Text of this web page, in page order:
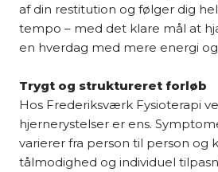
af din restitution og følger dig
tempo – med det klare mål at
en hverdag med mere energi
Trygt og struktureret forløb
Hos Frederiksværk Fysioterapi
hjernerystelser er ens.
varierer fra person til person og
tålmodighed og individuel